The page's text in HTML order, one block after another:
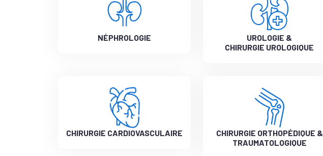
NÉPHROLOGIE
UROLOGIE &
CHIRURGIE UROLOGIQUE
CHIRURGIE CARDIOVASCULAIRE
CHIRURGIE ORTHOPÉDIQUE &
TRAUMATOLOGIQUE